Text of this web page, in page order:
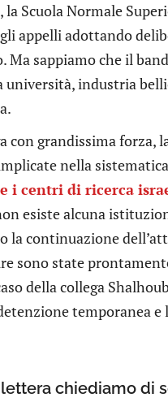
la Scuola Normale
appelli adottando
Ma sappiamo che il
industria
con grandissima
nella
i centri di ricerca
esiste alcuna
la continuazione
sono state
della collega
temporanea
chiediamo di